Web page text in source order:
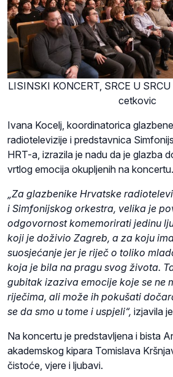
LISINSKI KONCERT, SRCE U
cetkovic
Ivana Kocelj, koordinatorica
radiotelevizije i predstavnica
HRT-a, izrazila je nadu da je glazba
vrtlog emocija okupljenih na koncertu.
„Za glazbenike Hrvatske
i Simfonijskog orkestra, velika je
odgovornost komemorirati jedinu
koji je doživio Zagreb, a za koju
suosjećanje jer je riječ o toliko
koja je bila na pragu svog života.
gubitak izaziva emocije koje se ne
riječima, ali može ih pokušati
se da smo u tome i uspjeli“, izjavila
Na koncertu je predstavljena i bista
akademskog kipara Tomislava
čistoće, vjere i ljubavi.